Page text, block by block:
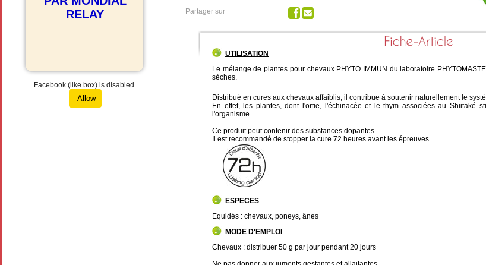
RELAY
Facebook (like box) is disabled.
Allow
Partager sur
UTILISATION
Le mélange de plantes pour chevaux PHYTO IMMUN du laboratoire
sèches.
Distribué en cures aux chevaux affaiblis, il contribue à soutenir naturellement le
En effet, les plantes, dont l'ortie, l'échinacée et le thym associées au Shiitaké
l'organisme.
Ce produit peut contenir des substances dopantes.
Il est recommandé de stopper la cure 72 heures avant les épreuves.
ESPECES
Equidés : chevaux, poneys, ânes
MODE D'EMPLOI
Chevaux : distribuer 50 g par jour pendant 20 jours